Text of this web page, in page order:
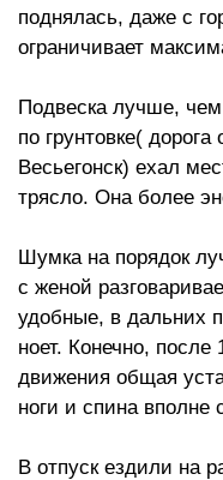
поднялась, даже с
ограничивает
Подвеска лучше,
по грунтовке(
Весьегонск) ехал
трясло. Она более
Шумка на порядок
с женой
удобные, в дальних
ноет. Конечно, после
движения общая
ноги и спина вполне
В отпуск ездили на